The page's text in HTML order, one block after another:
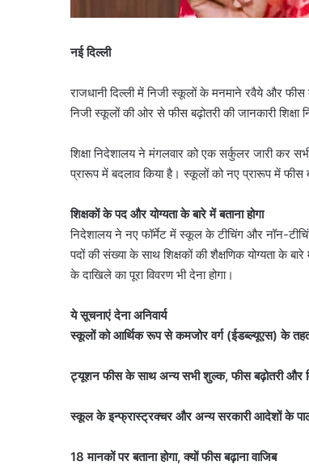
नई दिल्ली
राजधानी दिल्ली में निजी स्कूलों के मनमाने रवैये और
निजी स्कूलों की ओर से फीस बढ़ोतरी की जानकारी शिक्षा
शिक्षा निदेशालय ने मंगलवार को एक सर्कुलर जारी कर
प्रारूप में बदलाव किया है। स्कूलों को नए प्रारूप में फीस
शिक्षकों के पद और योग्यता के बारे में बताना होगा
निदेशालय ने नए फॉर्मेट में स्कूल के टीचिंग और नॉन-
पदों की संख्या के साथ शिक्षकों की शैक्षणिक योग्यता के
के दाखिले का पूरा विवरण भी देना होगा।
ये सूचनाएं देना अनिवार्य
स्कूलों को आर्थिक रूप से कमजोर वर्ग (ईडब्ल्यूएस) के
ट्यूशन फीस के साथ अन्य सभी शुल्क, फीस बढ़ोतरी और
स्कूल के इन्फ्रास्ट्रक्चर और अन्य सरकारी आदेशों के
18 मानकों पर बताना होगा, क्यों फीस बढ़ाना वाजिब